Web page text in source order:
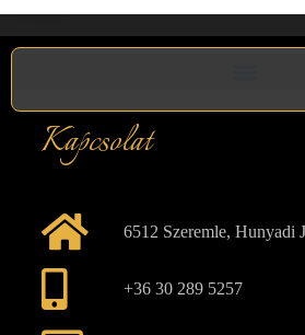
Kapcsolat
6512 Szeremle, Hunyadi
+36 30 289 5257